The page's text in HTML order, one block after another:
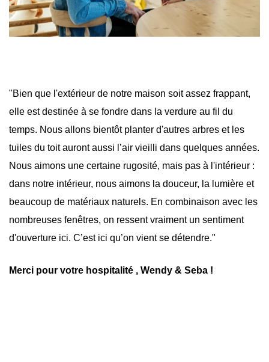
"Bien que l'extérieur de notre maison soit assez frappant,
elle est destinée à se fondre dans la verdure au fil du
temps. Nous allons bientôt planter d'autres arbres et les
tuiles du toit auront aussi l’air vieilli dans quelques années.
Nous aimons une certaine rugosité, mais pas à l'intérieur :
dans notre intérieur, nous aimons la douceur, la lumière et
beaucoup de matériaux naturels. En combinaison avec les
nombreuses fenêtres, on ressent vraiment un sentiment
d'ouverture ici. C’est ici qu’on vient se détendre."
Merci pour votre hospitalité , Wendy & Seba !